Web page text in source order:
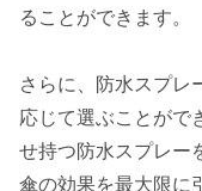
ることができます。
さらに、防水スプレ
応じて選ぶことがで
せ持つ防水スプレー
傘の効果を最大限に